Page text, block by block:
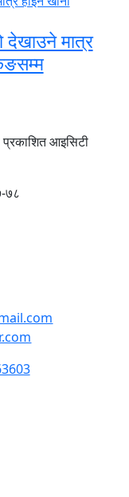
देखाउने मात्र
प्रकाशित आइसिटी
७८